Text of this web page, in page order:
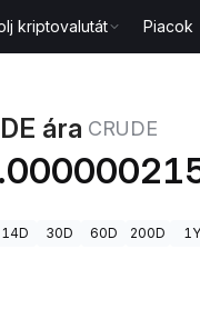
kriptovalutát Piacok
ára CRUDE
14D 30D 60D 200D 1Y